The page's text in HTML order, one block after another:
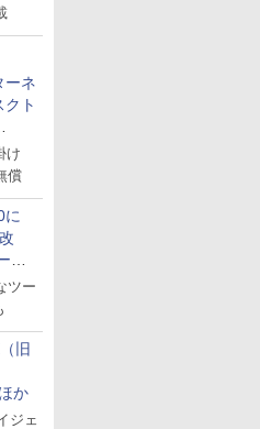
ーネ
ト
け
償
に
ト
ツー
旧
か
ジェ